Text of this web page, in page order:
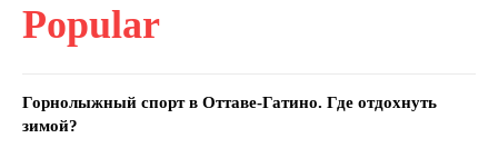
Popular
Горнолыжный спорт в Оттаве-Гатино. Где отдохнуть
зимой?